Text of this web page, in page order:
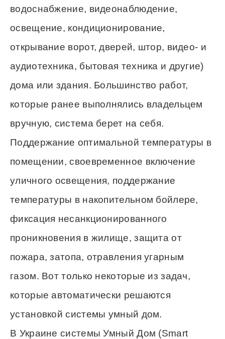
водоснабжение, видеонаблюдение,
освещение, кондиционирование,
открывание ворот, дверей, штор, видео- и
аудиотехника, бытовая техника и другие)
дома или здания. Большинство работ,
которые ранее выполнялись владельцем
вручную, система берет на себя.
Поддержание оптимальной температуры в
помещении, своевременное включение
уличного освещения, поддержание
температуры в накопительном бойлере,
фиксация несанкционированного
проникновения в жилище, защита от
пожара, затопа, отравления угарным
газом. Вот только некоторые из задач,
которые автоматически решаются
установкой системы умный дом.
В Украине системы Умный Дом (Smart